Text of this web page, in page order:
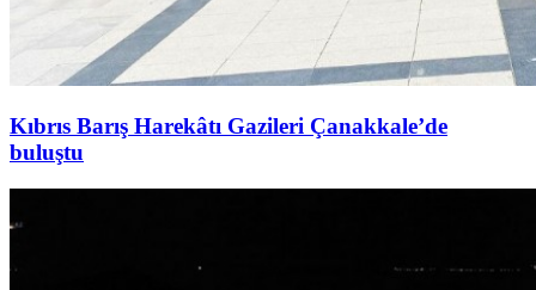
Kıbrıs Barış Harekâtı Gazileri Çanakkale’de
buluştu